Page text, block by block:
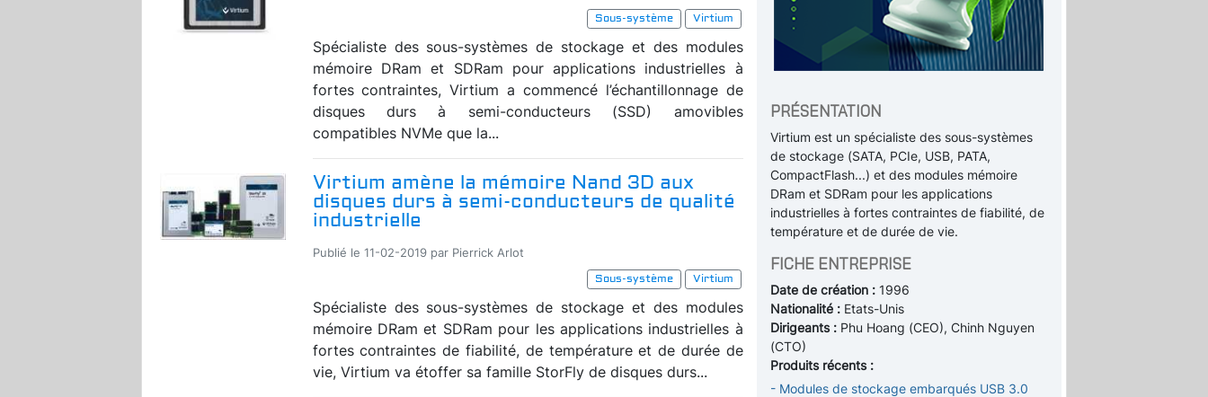
Sous-système
Virtium
Spécialiste des sous-systèmes de stockage et des modules
mémoire DRam et SDRam pour applications industrielles à
fortes contraintes, Virtium a commencé l’échantillonnage de
disques durs à semi-conducteurs (SSD) amovibles
compatibles NVMe que la...
Virtium amène la mémoire Nand 3D aux
disques durs à semi-conducteurs de qualité
industrielle
Publié le 11-02-2019 par Pierrick Arlot
Sous-système
Virtium
Spécialiste des sous-systèmes de stockage et des modules
mémoire DRam et SDRam pour les applications industrielles à
fortes contraintes de fiabilité, de température et de durée de
vie, Virtium va étoffer sa famille StorFly de disques durs...
PRÉSENTATION
Virtium est un spécialiste des sous-systèmes
de stockage (SATA, PCIe, USB, PATA,
CompactFlash...) et des modules mémoire
DRam et SDRam pour les applications
industrielles à fortes contraintes de fiabilité, de
température et de durée de vie.
FICHE ENTREPRISE
Date de création : 1996
Nationalité : Etats-Unis
Dirigeants : Phu Hoang (CEO), Chinh Nguyen
(CTO)
Produits récents :
- Modules de stockage embarqués USB 3.0